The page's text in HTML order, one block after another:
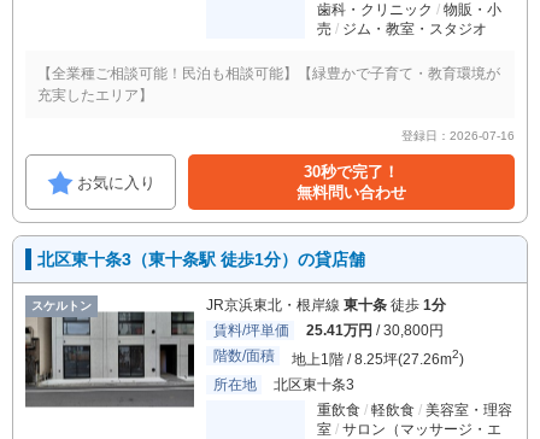
歯科・クリニック
物販・小
売
ジム・教室・スタジオ
【全業種ご相談可能！民泊も相談可能】【緑豊かで子育て・教育環境が
充実したエリア】
登録日：2026-07-16
お気に入り
30秒で完了！
無料問い合わせ
北区東十条3（東十条駅 徒歩1分）の貸店舗
スケルトン JR京浜東北・根岸線 東十条 徒歩 1分
賃料/坪単価
25.41万円 / 30,800円
階数/面積
地上1階 / 8.25坪(27.26m2)
所在地
北区東十条3
重飲食 軽飲食
美容室・理容
室
サロン（マッサージ・エ